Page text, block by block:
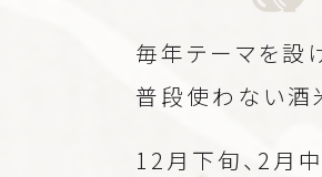
毎年テーマを設け
普段使わない酒
12月下旬、2月